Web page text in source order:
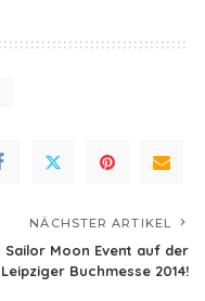
NÄCHSTER ARTIKEL
Sailor Moon Event auf der
Leipziger Buchmesse 2014!